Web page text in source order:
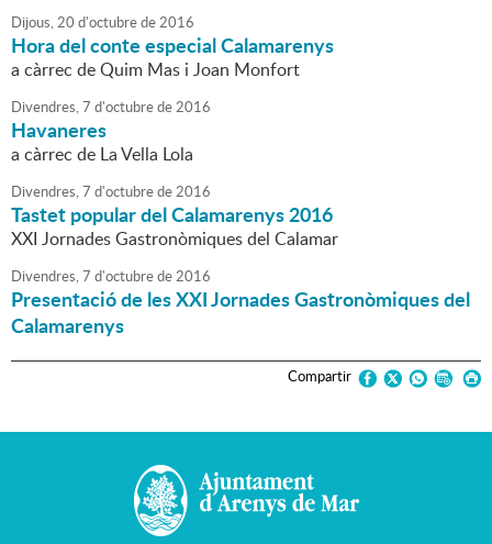
Dijous,20 d'octubrede2016
Hora del conte especial Calamarenys
a càrrec de Quim Mas i Joan Monfort
Divendres,7 d'octubrede2016
Havaneres
a càrrec de La Vella Lola
Divendres,7 d'octubrede2016
Tastet popular del Calamarenys 2016
XXI Jornades Gastronòmiques del Calamar
Divendres,7 d'octubrede2016
Presentació de les XXI Jornades Gastronòmiques del
Calamarenys
Compartir